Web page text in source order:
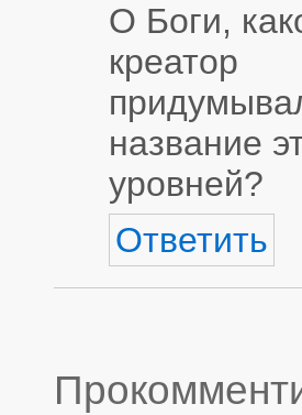
О Боги,
креатор
название
уровней?
Ответить